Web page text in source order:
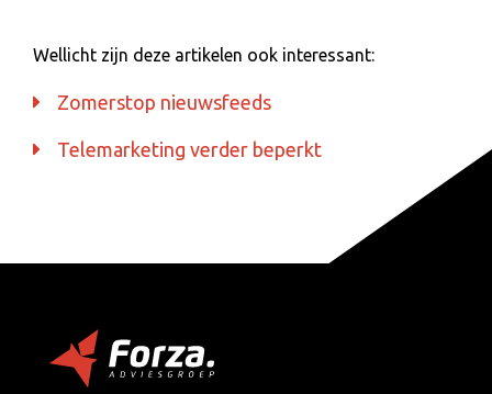
Wellicht zijn deze artikelen ook interessant:
Zomerstop nieuwsfeeds
Telemarketing verder beperkt